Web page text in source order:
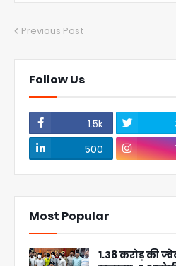
Previous Post
Follow Us
1.5k
500
Most Popular
1.38 करोड़ की